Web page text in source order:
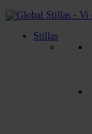
Stillas